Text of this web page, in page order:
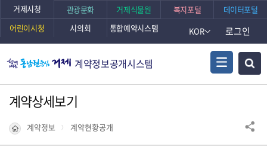
거제시청 관광문화 거제식물원 복지포털
데이터포털
어린이시청
시의회 통합예약시스템 KOR 로그인
계약정보공개시스템
계약상세보기
계약정보 계약현황공개